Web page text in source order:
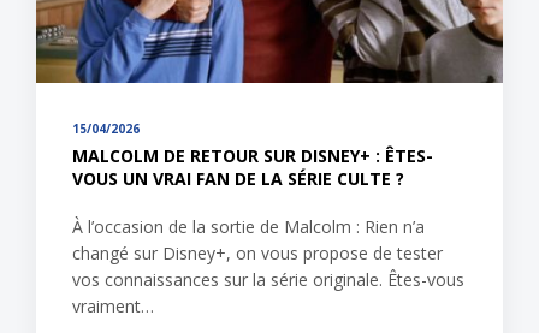
15/04/2026
MALCOLM DE RETOUR SUR DISNEY+ : ÊTES-
VOUS UN VRAI FAN DE LA SÉRIE CULTE ?
À l’occasion de la sortie de Malcolm : Rien n’a
changé sur Disney+, on vous propose de tester
vos connaissances sur la série originale. Êtes-vous
vraiment…